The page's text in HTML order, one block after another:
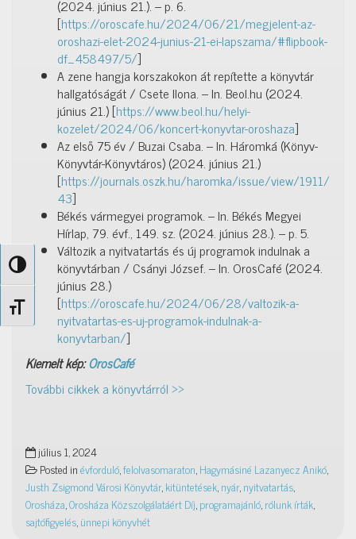
Nagy kontraszt váltása
Betűméret váltása
(2024. június 21.). – p. 6.
[https://oroscafe.hu/2024/06/21/megjelent-az-
oroshazi-elet-2024-junius-21-ei-lapszama/#flipbook-
df_458497/5/]
A zene hangja korszakokon át repítette a könyvtár
hallgatóságát / Csete Ilona. – In. Beol.hu (2024.
június 21.) [https://www.beol.hu/helyi-
kozelet/2024/06/koncert-konyvtar-oroshaza]
Az első 75 év / Buzai Csaba. – In. Háromká (Könyv-
Könyvtár-Könyvtáros) (2024. június 21.)
[https://journals.oszk.hu/haromka/issue/view/1911/
43]
Békés vármegyei programok. – In. Békés Megyei
Hírlap, 79. évf., 149. sz. (2024. június 28.). – p. 5.
Változik a nyitvatartás és új programok indulnak a
könyvtárban / Csányi József. – In. OrosCafé (2024.
június 28.)
[https://oroscafe.hu/2024/06/28/valtozik-a-
nyitvatartas-es-uj-programok-indulnak-a-
konyvtarban/]
Kiemelt kép:OrosCafé
További cikkek a könyvtárról >>
július 1, 2024
Posted inévforduló,felolvasomaraton,Hagymásiné Lazanyecz Anikó,
Justh Zsigmond Városi Könyvtár,kitüntetések,nyár,nyitvatartás,
Orosháza,Orosháza Közszolgálatáért Díj,programajánló,rólunk írták,
sajtófigyelés,ünnepi könyvhét